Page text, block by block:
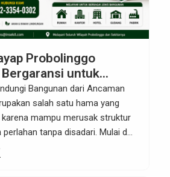
Probolinggo
untuk
& Industri
Bangunan dari Ancaman
salah satu hama yang
mampu merusak struktur
tanpa disadari. Mulai dari
rangka atap, lemari, hingga